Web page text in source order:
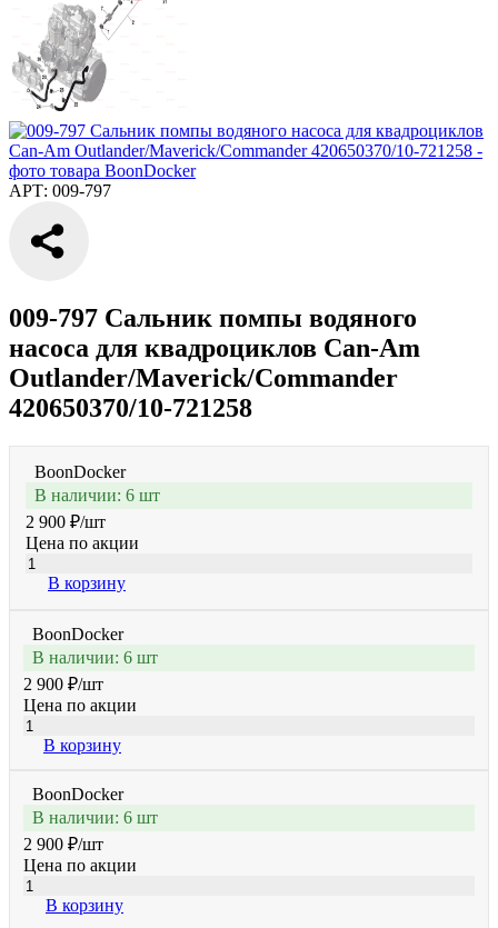
АРТ: 009-797
009-797 Сальник помпы водяного
насоса для квадроциклов Can-Am
Outlander/Maverick/Commander
420650370/10-721258
BoonDocker
В наличии: 6 шт
2 900 ₽/шт
Цена по акции
В корзину
BoonDocker
В наличии: 6 шт
2 900 ₽/шт
Цена по акции
В корзину
BoonDocker
В наличии: 6 шт
2 900 ₽/шт
Цена по акции
В корзину